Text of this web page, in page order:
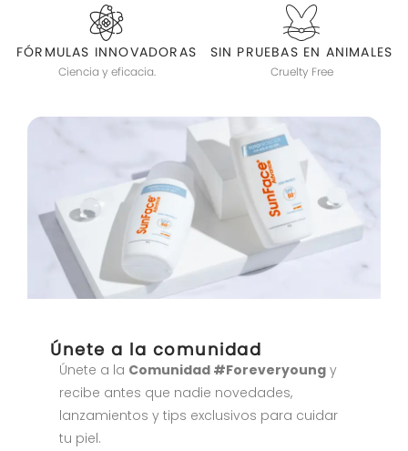
FÓRMULAS INNOVADORAS
Ciencia y eficacia.
SIN PRUEBAS EN ANIMALES
Cruelty Free
Únete a la comunidad
Únete a la Comunidad #Foreveryoung y
recibe antes que nadie novedades,
lanzamientos y tips exclusivos para cuidar
tu piel.